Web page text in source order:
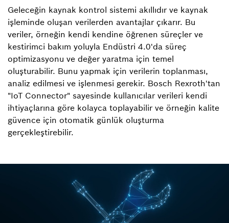
Geleceğin kaynak kontrol sistemi akıllıdır ve kaynak
işleminde oluşan verilerden avantajlar çıkarır. Bu
veriler, örneğin kendi kendine öğrenen süreçler ve
kestirimci bakım yoluyla Endüstri 4.0'da süreç
optimizasyonu ve değer yaratma için temel
oluşturabilir. Bunu yapmak için verilerin toplanması,
analiz edilmesi ve işlenmesi gerekir. Bosch Rexroth'tan
"IoT Connector" sayesinde kullanıcılar verileri kendi
ihtiyaçlarına göre kolayca toplayabilir ve örneğin kalite
güvence için otomatik günlük oluşturma
gerçekleştirebilir.